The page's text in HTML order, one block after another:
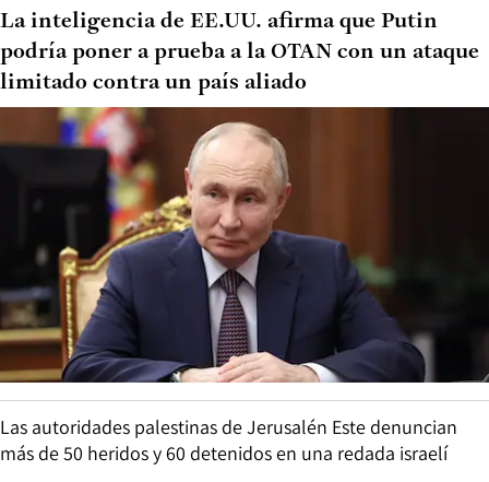
La inteligencia de EE.UU. afirma que Putin
podría poner a prueba a la OTAN con un ataque
limitado contra un país aliado
Las autoridades palestinas de Jerusalén Este denuncian
más de 50 heridos y 60 detenidos en una redada israelí